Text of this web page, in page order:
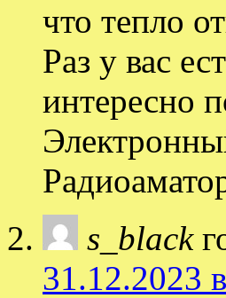
что тепло
Раз у вас
интересно
s_black
31.12.2023